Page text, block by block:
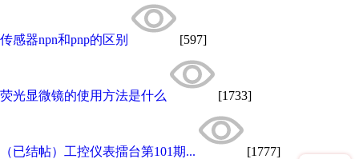
传感器npn和pnp的区别 [597]
荧光显微镜的使用方法是什么 [1733]
（已结帖）工控仪表擂台第101期... [1777]